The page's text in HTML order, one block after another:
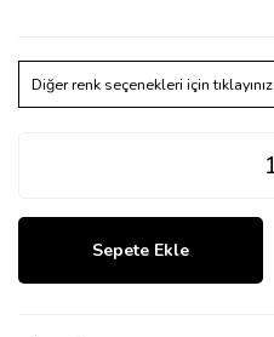
Diğer renk seçenekleri için tıklayınız
Sepete Ekle